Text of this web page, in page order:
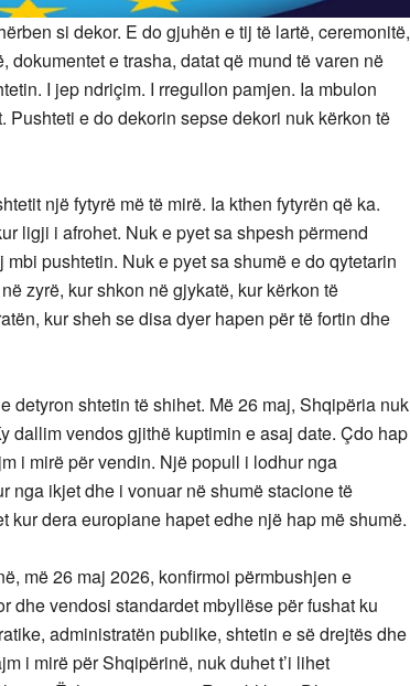
si dekor. E do gjuhën e tij të lartë, ceremonitë,
e trasha, datat që mund të varen në
I jep ndriçim. I rregullon pamjen. Ia mbulon
Pushteti e do dekorin sepse dekori nuk kërkon të
një fytyrë më të mirë. Ia kthen fytyrën që ka.
ligji i afrohet. Nuk e pyet sa shpesh përmend
pushtetin. Nuk e pyet sa shumë e do qytetarin
zyrë, kur shkon në gjykatë, kur kërkon të
kur sheh se disa dyer hapen për të fortin dhe
detyron shtetin të shihet. Më 26 maj, Shqipëria nuk
dallim vendos gjithë kuptimin e asaj date. Çdo hap
i mirë për vendin. Një popull i lodhur nga
nga ikjet dhe i vonuar në shumë stacione të
kur dera europiane hapet edhe një hap më shumë.
më 26 maj 2026, konfirmoi përmbushjen e
dhe vendosi standardet mbyllëse për fushat ku
administratën publike, shtetin e së drejtës dhe
i mirë për Shqipërinë, nuk duhet t’i lihet